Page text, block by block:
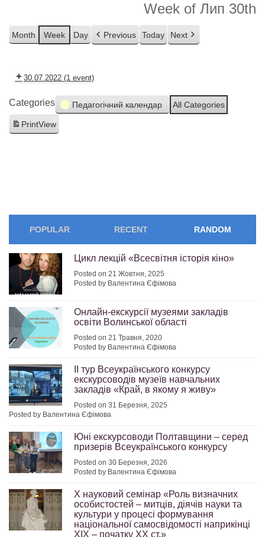
Week of Лип 30th
Month Week Day Previous Today Next
30.07.2022 (1 event)
Categories Педагогічний календар All Categories
PrintView
POPULAR RECENT RANDOM
Цикл лекцій «Всесвітня історія кіно»
Posted on 21 Жовтня, 2025
Posted by Валентина Єфімова
Онлайн-екскурсії музеями закладів
освіти Волинської області
Posted on 21 Травня, 2020
Posted by Валентина Єфімова
II тур Всеукраїнського конкурсу
екскурсоводів музеїв навчальних
закладів «Край, в якому я живу»
Posted on 31 Березня, 2025
Posted by Валентина Єфімова
Юні екскурсоводи Полтавщини – серед
призерів Всеукраїнського конкурсу
Posted on 30 Березня, 2026
Posted by Валентина Єфімова
Х науковий семінар «Роль визначних
особистостей – митців, діячів науки та
культури у процесі формування
національної самосвідомості наприкінці
ХІХ – початку ХХ ст.»